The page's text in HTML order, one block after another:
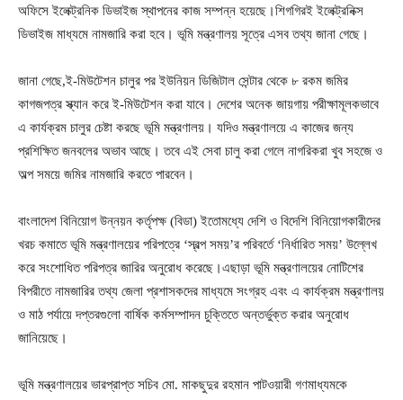
অফিসে ইলেক্ট্রনিক ডিভাইজ স্থাপনের কাজ সম্পন্ন হয়েছে।শিগগিরই ইলেক্ট্রনিক্স
ডিভাইজ মাধ্যমে নামজারি করা হবে। ভূমি মন্ত্রণালয় সূত্রে এসব তথ্য জানা গেছে।
জানা গেছে,ই-মিউটেশন চালুর পর ইউনিয়ন ডিজিটাল সেন্টার থেকে ৮ রকম জমির
কাগজপত্র স্ক্যান করে ই-মিউটেশন করা যাবে। দেশের অনেক জায়গায় পরীক্ষামূলকভাবে
এ কার্যক্রম চালুর চেষ্টা করছে ভূমি মন্ত্রণালয়। যদিও মন্ত্রণালয়ে এ কাজের জন্য
প্রশিক্ষিত জনবলের অভাব আছে। তবে এই সেবা চালু করা গেলে নাগরিকরা খুব সহজে ও
অল্প সময়ে জমির নামজারি করতে পারবেন।
বাংলাদেশ বিনিয়োগ উন্নয়ন কর্তৃপক্ষ (বিডা) ইতোমধ্যে দেশি ও বিদেশি বিনিয়োগকারীদের
খরচ কমাতে ভূমি মন্ত্রণালয়ের পরিপত্রে ‘স্বল্প সময়’র পরিবর্তে ‘নির্ধারিত সময়’ উল্লেখ
করে সংশোধিত পরিপত্র জারির অনুরোধ করেছে।এছাড়া ভূমি মন্ত্রণালয়ের নোটিশের
বিপরীতে নামজারির তথ্য জেলা প্রশাসকদের মাধ্যমে সংগ্রহ এবং এ কার্যক্রম মন্ত্রণালয়
ও মাঠ পর্যায়ে দপ্তরগুলো বার্ষিক কর্মসম্পাদন চুক্তিতে অন্তর্ভুক্ত করার অনুরোধ
জানিয়েছে।
ভূমি মন্ত্রণালয়ের ভারপ্রাপ্ত সচিব মো. মাকছুদুর রহমান পাটওয়ারী গণমাধ্যমকে